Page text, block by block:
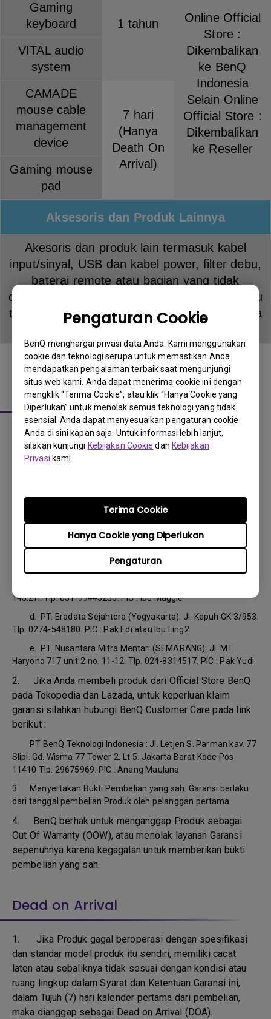
Pengaturan Cookie
BenQ menghargai privasi data Anda. Kami menggunakan
cookie dan teknologi serupa untuk memastikan Anda
mendapatkan pengalaman terbaik saat mengunjungi
situs web kami. Anda dapat menerima cookie ini dengan
mengklik “Terima Cookie”, atau klik “Hanya Cookie yang
Diperlukan” untuk menolak semua teknologi yang tidak
esensial. Anda dapat menyesuaikan pengaturan cookie
Anda di sini kapan saja. Untuk informasi lebih lanjut,
silakan kunjungi Kebijakan Cookie dan Kebijakan
Privasi kami.
Pengaturan
Hanya Cookie yang Diperlukan
Terima Cookie
1 tahun
Online Official
Store :
Dikembalikan
ke BenQ
Indonesia
Selain Online
Official Store :
Dikembalikan
ke Reseller
Gaming
keyboard
VITAL audio
system
CAMADE
mouse cable
management
device
7 hari
(Hanya
Death On
Arrival)
Gaming mouse
pad
Aksesoris dan Produk Lainnya
Akesoris dan produk lain termasuk kabel
input/sinyal, USB dan kabel power, filter debu,
baterai remote atau bagian yang tidak
disebutkan secara spesifik di dokumen ini atau
tidak tersedia secara resmi di BenQ Indonesia
tidak memiliki garansi
Prosedur Garansi
1.Jika anda membeli produk dari reseller resmi BenQ,
silahkan hubungi reseller untuk keperluan klaim garansi.
Jika anda tidak dapat mengembalikan product ke reseller
Andal Global Solusindo (JAKARTA): Jl. Pangeran
Jayakarta 117 blok C no. 31. Tlp. 22682275, 22682200. PIC : Ibu
b.
CV. Nusantara Era Teknologi (BANDUNG): Ruko Segitiga
Emas Kosambi blok C11. Tlp. 022-7236983. PIC : Ibu Salamah
143.ZH. Tlp. 031-99443236. PIC : Ibu Maggie
d.
PT. Eradata Sejahtera (Yogyakarta): Jl. Kepuh GK 3/953.
Tlp. 0274-548180. PIC : Pak Edi atau Ibu Ling2
e.
PT. Nusantara Mitra Mentari (SEMARANG): Jl. MT.
Haryono 717 unit 2 no. 11-12. Tlp. 024-8314517. PIC : Pak Yudi
2. Jika Anda membeli produk dari Official Store BenQ
pada Tokopedia dan Lazada, untuk keperluan klaim
garansi silahkan hubungi BenQ Customer Care pada link
berikut :
PT BenQ Teknologi Indonesia : Jl. Letjen S. Parman kav. 77
Slipi. Gd. Wisma 77 Tower 2, Lt 5. Jakarta Barat Kode Pos
11410 Tlp. 29675969. PIC : Anang Maulana
3. Menyertakan Bukti Pembelian yang sah. Garansi berlaku
dari tanggal pembelian Produk oleh pelanggan pertama.
4. BenQ berhak untuk menganggap Produk sebagai
Out Of Warranty (OOW), atau menolak layanan Garansi
sepenuhnya karena kegagalan untuk memberikan bukti
pembelian yang sah.
Dead on Arrival
1. Jika Produk gagal beroperasi dengan spesifikasi
dan standar model produk itu sendiri, memiliki cacat
laten atau sebaliknya tidak sesuai dengan kondisi atau
ruang lingkup dalam Syarat dan Ketentuan Garansi ini,
dalam Tujuh (7) hari kalender pertama dari pembelian,
maka dianggap sebagai Dead on Arrival (DOA).